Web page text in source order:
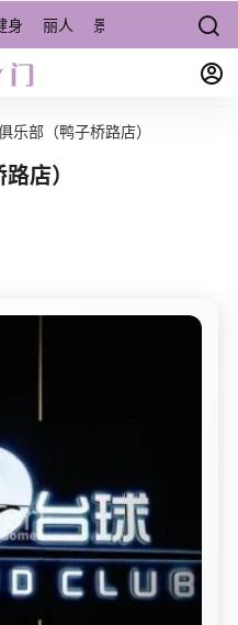
身 丽人 景点/周边游 宠物
乐部（鸭子桥路店）
店）